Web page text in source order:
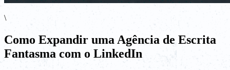
\
Como Expandir uma Agência de Escrita
Fantasma com o LinkedIn